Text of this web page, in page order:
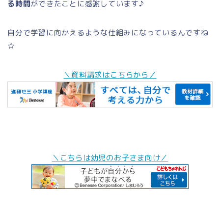
る時間ができたことに感謝しています♪
自分で学習に向かえるような仕組みになっているんですね
☆
＼資料請求はこちらから／
＼こちらは幼児のお子さま向け／